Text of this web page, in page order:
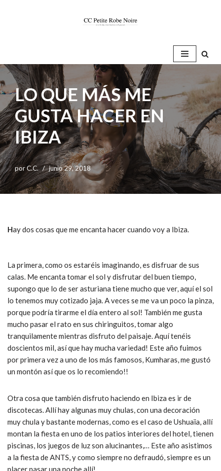
LO QUE MÁS ME
GUSTA HACER EN
IBIZA
porC.C. junio 29, 2018
Hay dos cosas que me encanta hacer cuando voy a Ibiza.
La primera, como os estaréis imaginando, es disfruar de sus
calas. Me encanta tomar el sol y disfrutar del buen tiempo,
supongo que lo de ser asturiana tiene mucho que ver, aquí el sol
lo tenemos muy cotizado jaja. A veces se me va un poco la pinza,
porque podría tirarme el día entero al sol! También me gusta
mucho pasar el rato en sus chiringuitos, tomar algo
tranquilamente mientras disfruto del paisaje. Aquí tenéis
doscientos mil, así que hay mucha variedad! Este año fuimos
por primera vez a uno de los más famosos, Kumharas, me gustó
un montón así que os lo recomiendo!!
Otra cosa que también disfruto haciendo en Ibiza es ir de
discotecas. Allí hay algunas muy chulas, con una decoración
muy chula y bastante modernas, como es el caso de Ushuaïa, allí
montan la fiesta en uno de los patios interiores del hotel, tienen
piscinas, los juegos de luz son alucinantes,… Este año asistimos
a la fiesta de ANTS, y como siempre no defraudó, siempre es un
placer pasar una noche allí!